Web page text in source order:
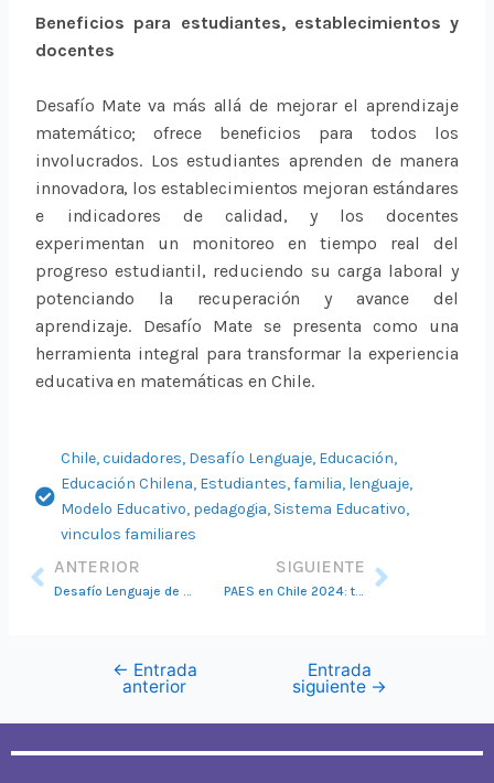
Beneficios para estudiantes, establecimientos y
docentes
Desafío Mate va más allá de mejorar el aprendizaje
matemático; ofrece beneficios para todos los
involucrados. Los estudiantes aprenden de manera
innovadora, los establecimientos mejoran estándares
e indicadores de calidad, y los docentes
experimentan un monitoreo en tiempo real del
progreso estudiantil, reduciendo su carga laboral y
potenciando la recuperación y avance del
aprendizaje. Desafío Mate se presenta como una
herramienta integral para transformar la experiencia
educativa en matemáticas en Chile.
Chile,cuidadores, Desafío Lenguaje, Educación,
Educación Chilena, Estudiantes,familia, lenguaje,
Modelo Educativo, pedagogia, Sistema Educativo,
vinculos familiares
Ant
ANTERIOR
Desafío Lenguaje de WebClass: Transformando la educación con tecnología innovadora
SIGUIENTE
PAES en Chile 2024: transformación digital en la educación superior
← Entrada
anterior
Entrada
siguiente →